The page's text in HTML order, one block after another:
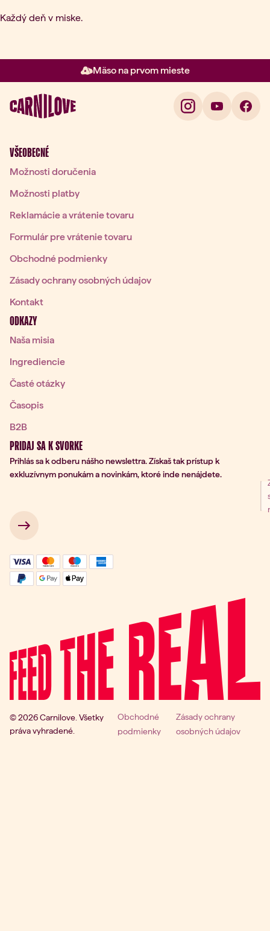
Každý deň v miske.
Mäso na prvom mieste
Položka 2 z 3: Mäso na prvom
VŠEOBECNÉ
Možnosti doručenia
Možnosti platby
Reklamácie a vrátenie tovaru
Formulár pre vrátenie tovaru
Obchodné podmienky
Zásady ochrany osobných údajov
Kontakt
ODKAZY
Naša misia
Ingrediencie
Časté otázky
Časopis
B2B
PRIDAJ SA K SVORKE
Prihlás sa k odberu nášho newslettra. Získaš tak prístup k
exkluzívnym ponukám a novinkám, ktoré inde nenájdete.
na odber
→
© 2026 Carnilove. Všetky
práva vyhradené.
Obchodné
podmienky
Zásady ochrany
osobných údajov